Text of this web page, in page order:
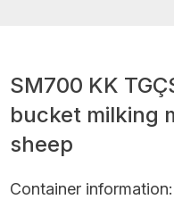
SM700 KK
bucket milking
sheep
Container information: